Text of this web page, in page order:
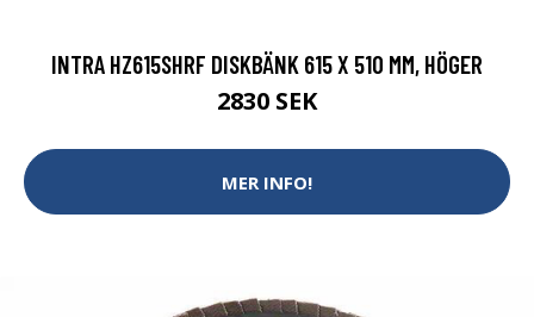
INTRA HZ615SHRF DISKBÄNK 615 X 510 MM, HÖGER
2830 SEK
MER INFO!